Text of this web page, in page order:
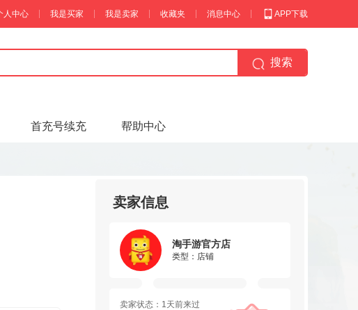
人中心 我是买家 我是卖家 收藏夹 消息中心 APP下载
搜索
首充号续充 帮助中心
卖家信息
淘手游官方店
类型：店铺
卖家状态：1天前来过